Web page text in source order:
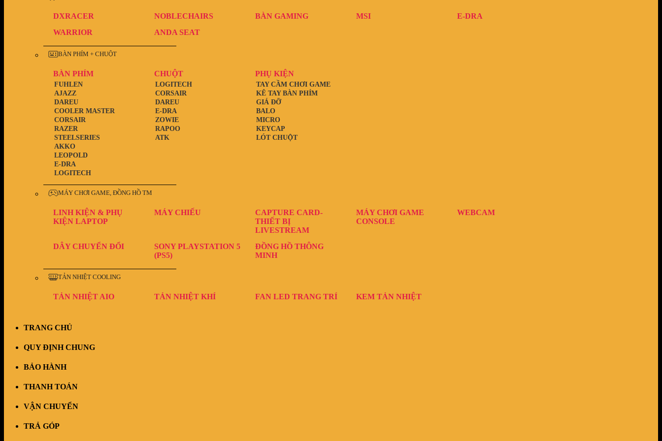
DXRACER NOBLECHAIRS BÀN GAMING MSI
E-DRA
WARRIOR
ANDA SEAT
BÀN PHÍM + CHUỘT
BÀN PHÍM
LOGITECH
E-DRA
LEOPOLD
AKKO
STEELSERIES
RAZER
CORSAIR
COOLER MASTER
DAREU
AJAZZ
FUHLEN
CHUỘT
ATK
RAPOO
ZOWIE
E-DRA
DAREU
CORSAIR
LOGITECH
PHỤ KIỆN
LÓT CHUỘT
KEYCAP
MICRO
BALO
GIÁ ĐỠ
KÊ TAY BÀN PHÍM
TAY CẦM CHƠI GAME
MÁY CHƠI GAME, ĐỒNG HỒ TM
LINH KIỆN & PHỤ
KIỆN LAPTOP
MÁY CHIẾU
CAPTURE CARD-
THIẾT BỊ
LIVESTREAM
MÁY CHƠI GAME
CONSOLE
WEBCAM
DÂY CHUYỂN ĐỔI
SONY PLAYSTATION 5
(PS5)
ĐỒNG HỒ THÔNG
MINH
TẢN NHIỆT COOLING
TẢN NHIỆT AIO TẢN NHIỆT KHÍ FAN LED TRANG TRÍ KEM TẢN NHIỆT
TRANG CHỦ
QUY ĐỊNH CHUNG
BẢO HÀNH
THANH TOÁN
VẬN CHUYỂN
TRẢ GÓP